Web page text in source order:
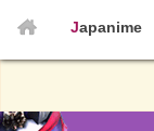
Japanime